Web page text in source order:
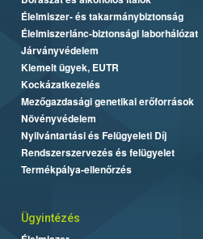
Élelmiszer- és takarmánybiztonság
Élelmiszerlánc-biztonsági laborhálózat
Járványvédelem
Kiemelt ügyek, EUTR
Kockázatkezelés
Mezőgazdasági genetikai erőforrások
Növényvédelem
Nyilvántartási és Felügyeleti Díj
Rendszerszervezés és felügyelet
Termékpálya-ellenőrzés
Ügyintézés